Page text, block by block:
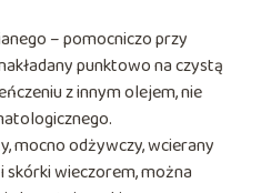
– pomocniczo przy
punktowo na czystą
z innym olejem, nie
mocno odżywczy, wcierany
skórki wieczorem, można